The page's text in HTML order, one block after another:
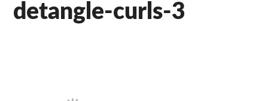
detangle-curls-3